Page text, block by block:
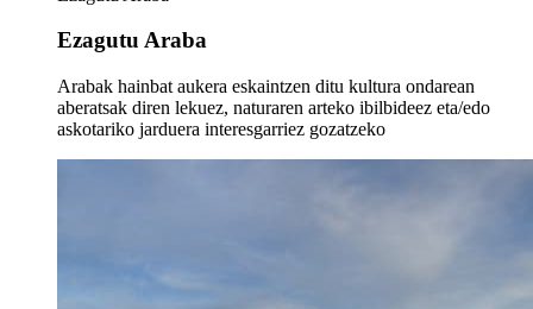
Ezagutu Araba
Arabak hainbat aukera eskaintzen ditu kultura ondarean
aberatsak diren lekuez, naturaren arteko ibilbideez eta/edo
askotariko jarduera interesgarriez gozatzeko